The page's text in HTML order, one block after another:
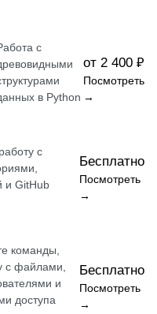
с
в Python
от 2 400 ₽
Посмотреть
→
с
и GitHub
Бесплатно
Посмотреть
→
команды,
с файлами,
и
доступа
Бесплатно
Посмотреть
→